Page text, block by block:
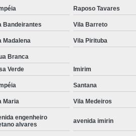
Instalação de
Instalação
Instalação
Instalar
Instalação Lava
Raposo Tavares
Bandeirantes Vila Barreto
Madalena Vila Pirituba
Branca
Verde Imirim
Santana
Maria Vila Medeiros
engenheiro
alvares
avenida imirin